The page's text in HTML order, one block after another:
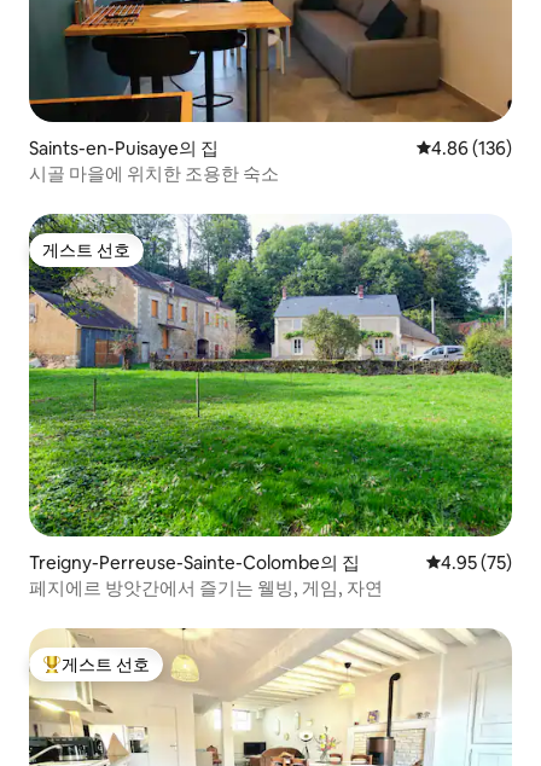
Saints-en-Puisaye의 집 평점 4.86점(5
4.86 (136)
시골 마을에 위치한 조용한 숙소
게스트 선호
게스트 선호
Treigny-Perreuse-Sainte-Colombe의 집 평점 4.95점(5
4.95 (75)
페지에르 방앗간에서 즐기는 웰빙, 게임, 자연
상위 게스트 선호
게스트 선호